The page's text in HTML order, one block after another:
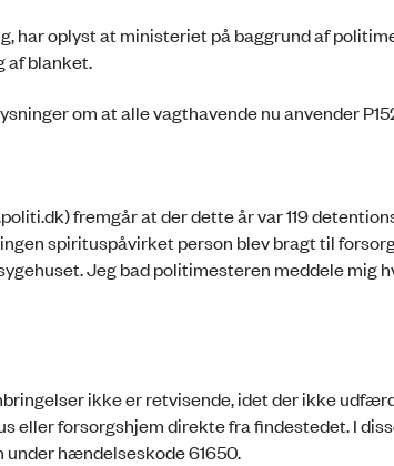
har oplyst at ministeriet på baggrund af
af blanket.
om at alle vagthavende nu anvender
fremgår at der dette år var 119
spirituspåvirket person blev bragt til
Jeg bad politimesteren meddele mig
ikke er retvisende, idet der ikke
eller forsorgshjem direkte fra findestedet. I
hændelseskode 61650.